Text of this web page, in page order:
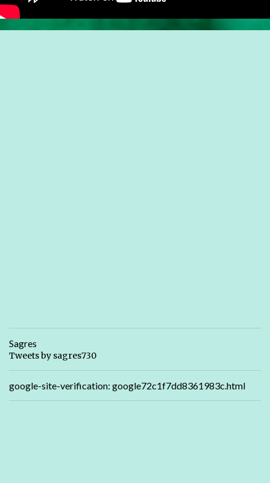
Sagres
Tweets by sagres730
google-site-verification: google72c1f7dd8361983c.html